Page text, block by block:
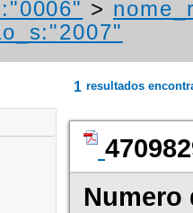
>
1 resultados
Numero